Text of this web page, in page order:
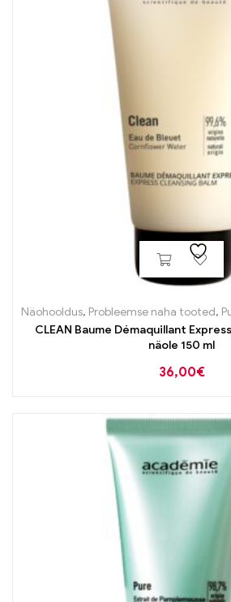
Näohooldus, Probleemse naha tooted,
CLEAN Baume Démaquillant
näole 150 ml
36,00€